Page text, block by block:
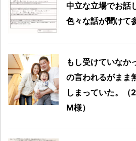
中立な立場でお話
色々な話が聞けて
もし受けていなか
の言われるがまま
しまっていた。
M様）